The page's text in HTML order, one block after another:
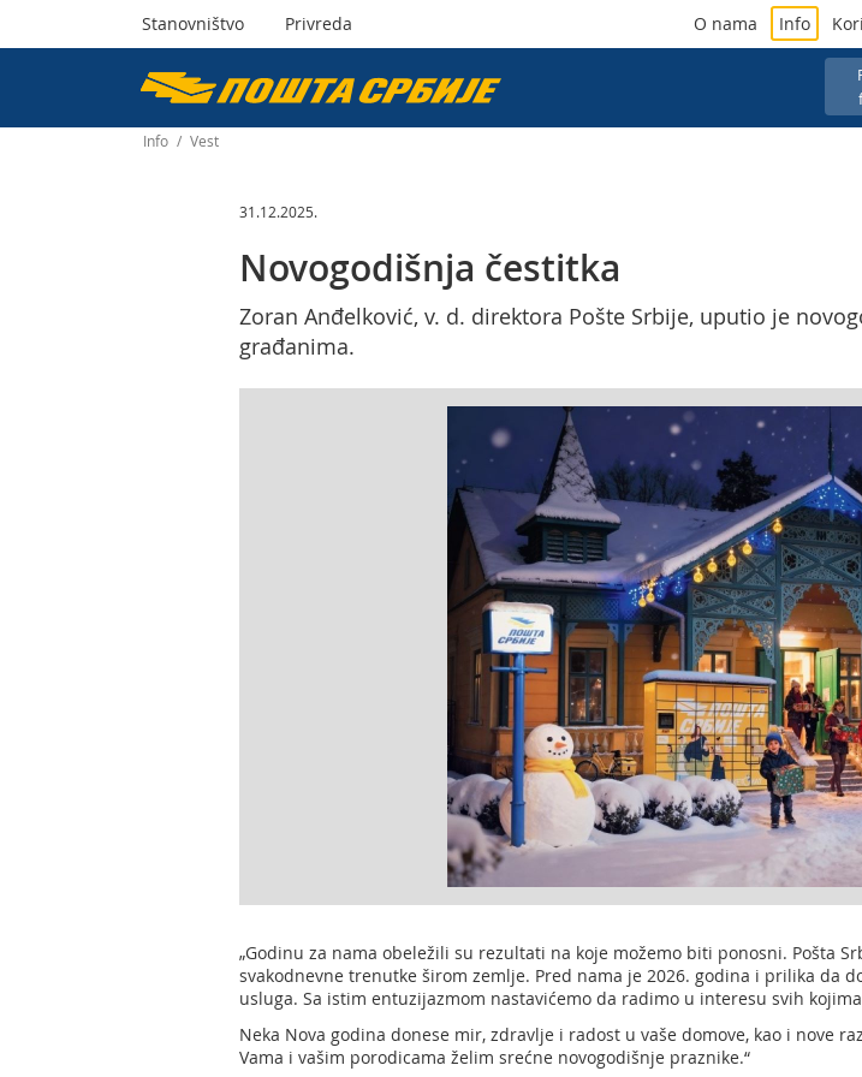
Пошта
Србије
Stanovništvo Privreda O nama Info
Info / Vest
31.12.2025.
Novogodišnja čestitka
Zoran Anđelković, v. d. direktora Pošte Srbije, uputio je
građanima.
„Godinu za nama obeležili su rezultati na koje možemo biti ponosni. Pošta
svakodnevne trenutke širom zemlje. Pred nama je 2026. godina i prilika da
usluga. Sa istim entuzijazmom nastavićemo da radimo u interesu svih
Neka Nova godina donese mir, zdravlje i radost u vaše domove, kao i nove
Vama i vašim porodicama želim srećne novogodišnje praznike.“